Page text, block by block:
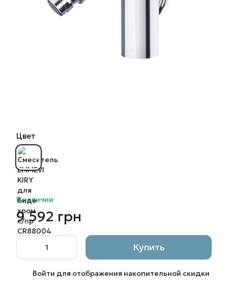
Цвет
В наличии
9 592 грн
Купить
Войти для отображения накопительной скидки